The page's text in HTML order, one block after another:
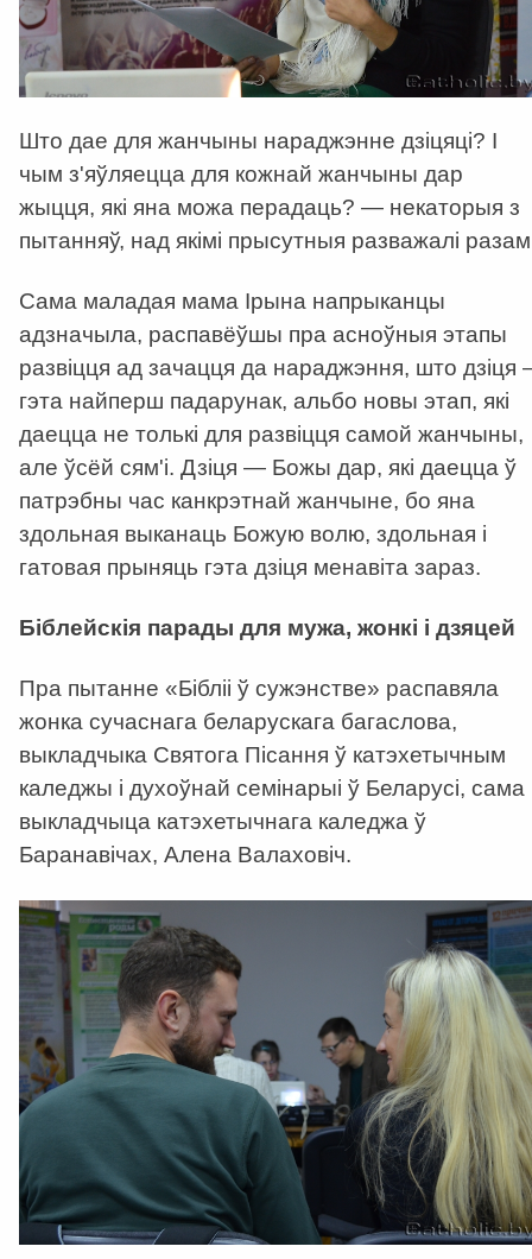
Што дае для жанчыны нараджэнне дзіцяці? І
чым з'яўляецца для кожнай жанчыны дар
жыцця, які яна можа перадаць? — некаторыя з
пытанняў, над якімі прысутныя разважалі
Сама маладая мама Ірына напрыканцы
адзначыла, распавёўшы пра асноўныя этапы
развіцця ад зачацця да нараджэння, што дзіця
гэта найперш падарунак, альбо новы этап, які
даецца не толькі для развіцця самой жанчыны,
але ўсёй сям'і. Дзіця — Божы дар, які даецца ў
патрэбны час канкрэтнай жанчыне, бо яна
здольная выканаць Божую волю, здольная і
гатовая прыняць гэта дзіця менавіта зараз.
Біблейскія парады для мужа, жонкі і дзяцей
Пра пытанне «Бібліі ў сужэнстве» распавяла
жонка сучаснага беларускага багаслова,
выкладчыка Святога Пісання ў катэхетычным
каледжы і духоўнай семінарыі ў Беларусі, сама
выкладчыца катэхетычнага каледжа ў
Баранавічах, Алена Валаховіч.